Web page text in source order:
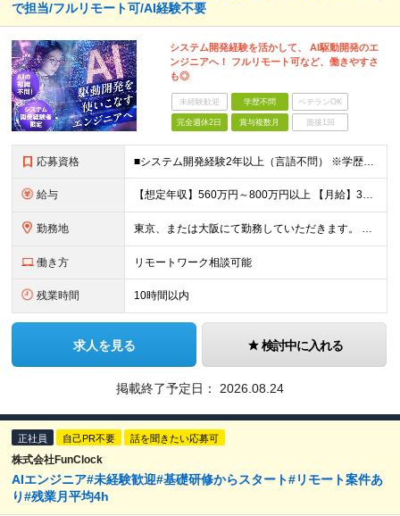
で担当/フルリモート可/AI経験不要
システム開発経験を活かして、 AI駆動開発のエ
ンジニアへ！ フルリモート可など、働きやすさ
も◎
未経験歓迎 学歴不問 ベテランOK
完全週休2日 賞与複数月 面接1回
応募資格 ■システム開発経験2年以上（言語不問） ※学歴不問 《20代30代のキャリアチェンジの実績有り》 ★AIに関する知識、経験は不要です！（何らかの開発経験は必須） ★WEB開発エンジニアから、AIエン
給与 【想定年収】560万円～800万円以上 【月給】35万円～50万円＋残業代全額支給＋賞与年2回（4ヶ月分） 【残業】残業代全額支給（同ポジション月平均７h程度） 【賞与】年2回（7月、12月） ※経
勤務地 東京、または大阪にて勤務していただきます。 ※転勤はありません ※リモートワーク併用可（詳細は応相談） ≪本社≫ 東京都新宿区新宿4-3-25 TOKYU REIT新宿ビル2F ≪大阪事業所≫ 大
働き方 リモートワーク相談可能
残業時間 10時間以内
求人を見る 検討中に入れる
掲載終了予定日： 2026.08.24
正社員 自己PR不要 話を聞きたい応募可
株式会社FunClock
AIエンジニア#未経験歓迎#基礎研修からスタート#リモート案件あ
り#残業月平均4h